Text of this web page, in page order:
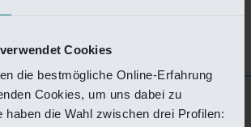
Cookies
die bestmögliche Online-Erfahrung
Cookies, um uns dabei zu
haben die Wahl zwischen drei Profilen:
deze pagina